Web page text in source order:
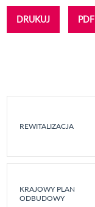
DRUKUJ PDF
REWITALIZACJA
KRAJOWY PLAN
ODBUDOWY